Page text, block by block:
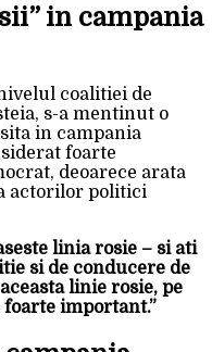
in campania
coalitiei de
s-a mentinut o
in campania
foarte
deoarece arata
actorilor politici
linia rosie – si ati
si de conducere de
linie rosie, pe
foarte important.”